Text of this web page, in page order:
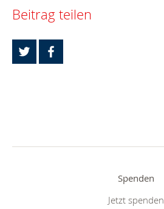
Beitrag teilen
Spenden
Jetzt spenden